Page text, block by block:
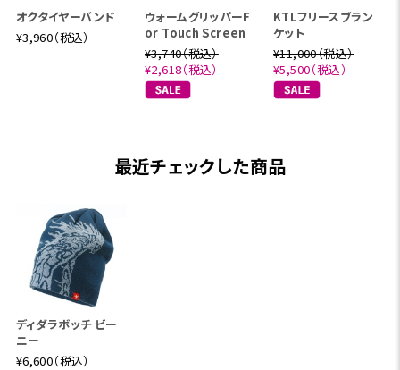
オクタイヤーバンド
¥3,960（税込）
ウォームグリッパーF
or Touch Screen
¥3,740（税込）
¥2,618（税込）
KTLフリースブラン
ケット
¥11,000（税込）
¥5,500（税込）
最近チェックした商品
ディダラボッチ ビー
ニー
¥6,600（税込）